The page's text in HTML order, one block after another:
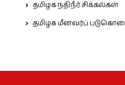
தமிழக நதிநீர் சிக்கல்கள்
தமிழக மீனவர்ப்